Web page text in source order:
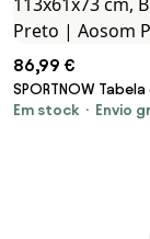
86,99 €
SPORTNOW Tabela
Basquetebol de
Em stock Envio